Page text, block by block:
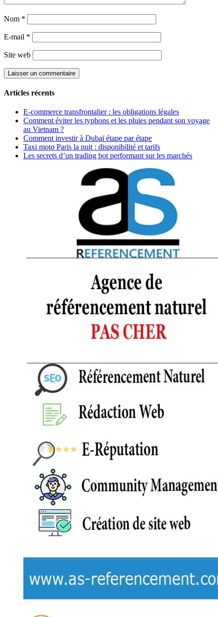
Nom *
E-mail *
Site web
Articles récents
E-commerce transfrontalier : les obligations légales
Comment éviter les typhons et les pluies pendant son voyage
au Vietnam ?
Comment investir à Dubaï étape par étape
Taxi moto Paris la nuit : disponibilité et tarifs
Les secrets d’un trading bot performant sur les marchés